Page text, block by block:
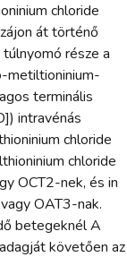
chloride
át történő
része a
metiltioninium-
terminális
intravénás
chloride
chloride
OCT2-nek, és in
OAT3-nak.
betegeknél A
követően az